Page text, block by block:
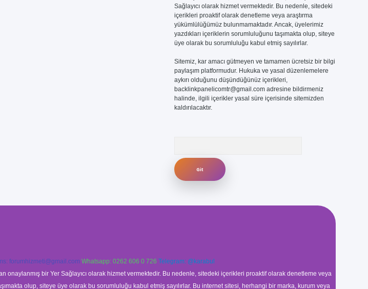
Sağlayıcı olarak hizmet vermektedir. Bu nedenle, sitedeki
içerikleri proaktif olarak denetleme veya araştırma
yükümlülüğümüz bulunmamaktadır. Ancak, üyelerimiz
yazdıkları içeriklerin sorumluluğunu taşımakta olup, siteye
üye olarak bu sorumluluğu kabul etmiş sayılırlar.
Sitemiz, kar amacı gütmeyen ve tamamen ücretsiz bir bilgi
paylaşım platformudur. Hukuka ve yasal düzenlemelere
aykırı olduğunu düşündüğünüz içerikleri,
backlinkpanelicomtr@gmail.comadresine bildirmeniz
halinde, ilgili içerikler yasal süre içerisinde sitemizden
kaldırılacaktır.
forumhizmeti@gmail.com Whatsapp: 0262 606 0 726 Telegram: @karabul
onaylanmış bir Yer Sağlayıcı olarak hizmet vermektedir. Bu nedenle, sitedeki içerikleri proaktif olarak denetleme veya
olup, siteye üye olarak bu sorumluluğu kabul etmiş sayılırlar. Bu internet sitesi, herhangi bir marka, kurum veya